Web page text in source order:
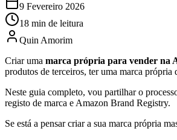
9 Fevereiro 2026
18 min de leitura
Quin Amorim
Criar uma marca própria para vender na
produtos de terceiros, ter uma marca própria
Neste guia completo, vou partilhar o
registo de marca e Amazon Brand Registry.
Se está a pensar criar a sua marca própria